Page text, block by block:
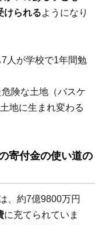
けられるようになり
人が学校で1年間勉
険な土地（バスケ
地に生まれ変わる
寄付金の使い道の
、約7億9800万円
に充てられていま